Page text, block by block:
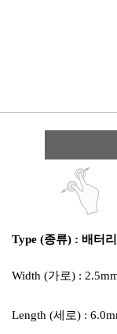
Type (종류) : 배터
Width (가로) :
Length (세로) :